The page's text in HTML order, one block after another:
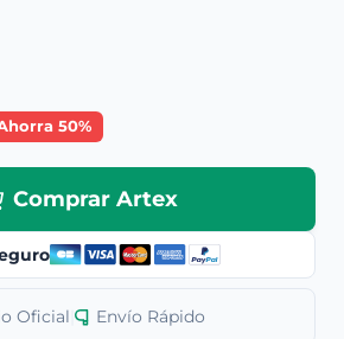
50%
Comprar Artex
Oficial Envío Rápido